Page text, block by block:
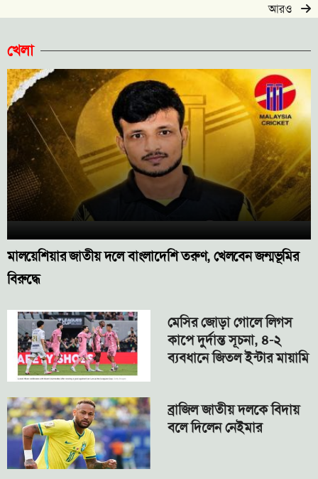
আরও
খেলা
মালয়েশিয়ার জাতীয় দলে বাংলাদেশি তরুণ, খেলবেন জন্মভূমির
বিরুদ্ধে
মেসির জোড়া গোলে লিগস
কাপে দুর্দান্ত সূচনা, ৪-২
ব্যবধানে জিতল ইন্টার মায়ামি
ব্রাজিল জাতীয় দলকে বিদায়
বলে দিলেন নেইমার